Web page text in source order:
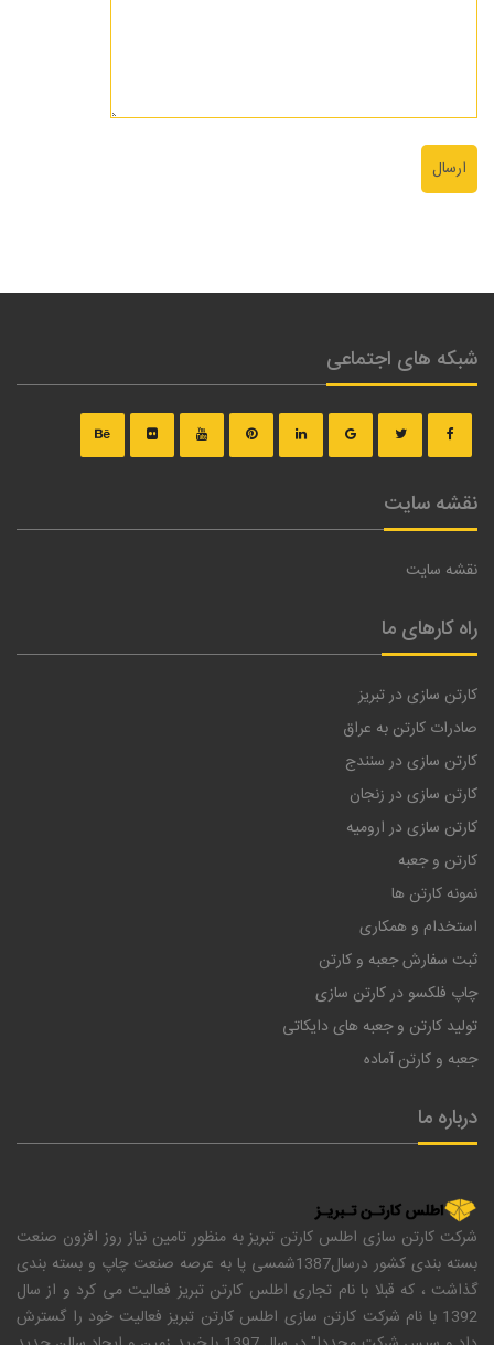
شبکه های اجتماعی
نقشه سایت
نقشه سایت
راه کارهای ما
کارتن سازی در تبریز
صادرات کارتن به عراق
کارتن سازی در سنندج
کارتن سازی در زنجان
کارتن سازی در ارومیه
کارتن و جعبه
نمونه کارتن ها
استخدام و همکاری
ثبت سفارش جعبه و کارتن
چاپ فلکسو در کارتن سازی
تولید کارتن و جعبه های دایکاتی
جعبه و کارتن آماده
درباره ما
شرکت کارتن سازی اطلس کارتن تبریز به منظور تامین نیاز روز افزون صنعت
بسته بندی کشور درسال1387شمسی پا به عرصه صنعت چاپ و بسته بندی
گذاشت ، که قبلا با نام تجاری اطلس کارتن تبریز فعالیت می کرد و از سال
1392 با نام شرکت کارتن سازی اطلس کارتن تبریز فعالیت خود را گسترش